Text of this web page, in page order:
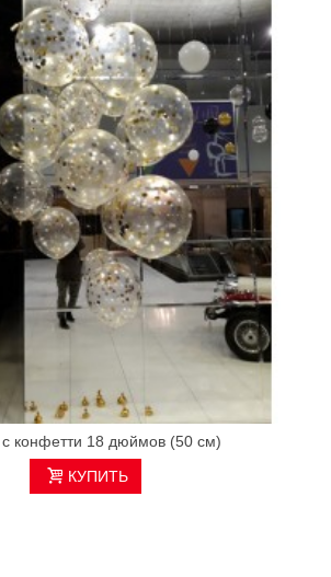
конфетти 18 дюймов (50 см)
КУПИТЬ